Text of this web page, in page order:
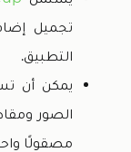
تجميل
التطبيق.
يمكن أن
الصور
مصقولًا